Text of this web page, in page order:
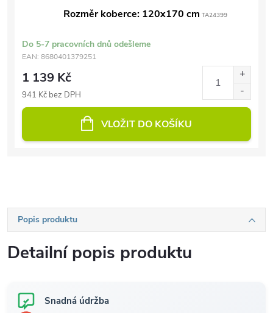
Rozměr koberce: 120x170 cm TA24399
Do 5-7 pracovních dnů odešleme
EAN: 8680401379251
1 139 Kč
941 Kč bez DPH
VLOŽIT DO KOŠÍKU
Popis produktu
Detailní popis produktu
Snadná údržba